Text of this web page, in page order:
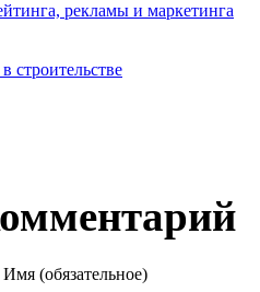
рекламы и маркетинга
строительстве
Имя (обязательное)